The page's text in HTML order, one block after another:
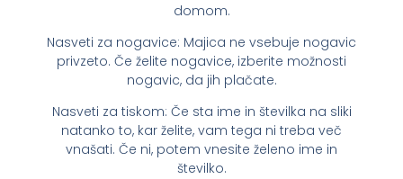
domom.
Nasveti za nogavice: Majica ne vsebuje nogavic
privzeto. Če želite nogavice, izberite možnosti
nogavic, da jih plačate.
Nasveti za tiskom: Če sta ime in številka na sliki
natanko to, kar želite, vam tega ni treba več
vnašati. Če ni, potem vnesite želeno ime in
številko.